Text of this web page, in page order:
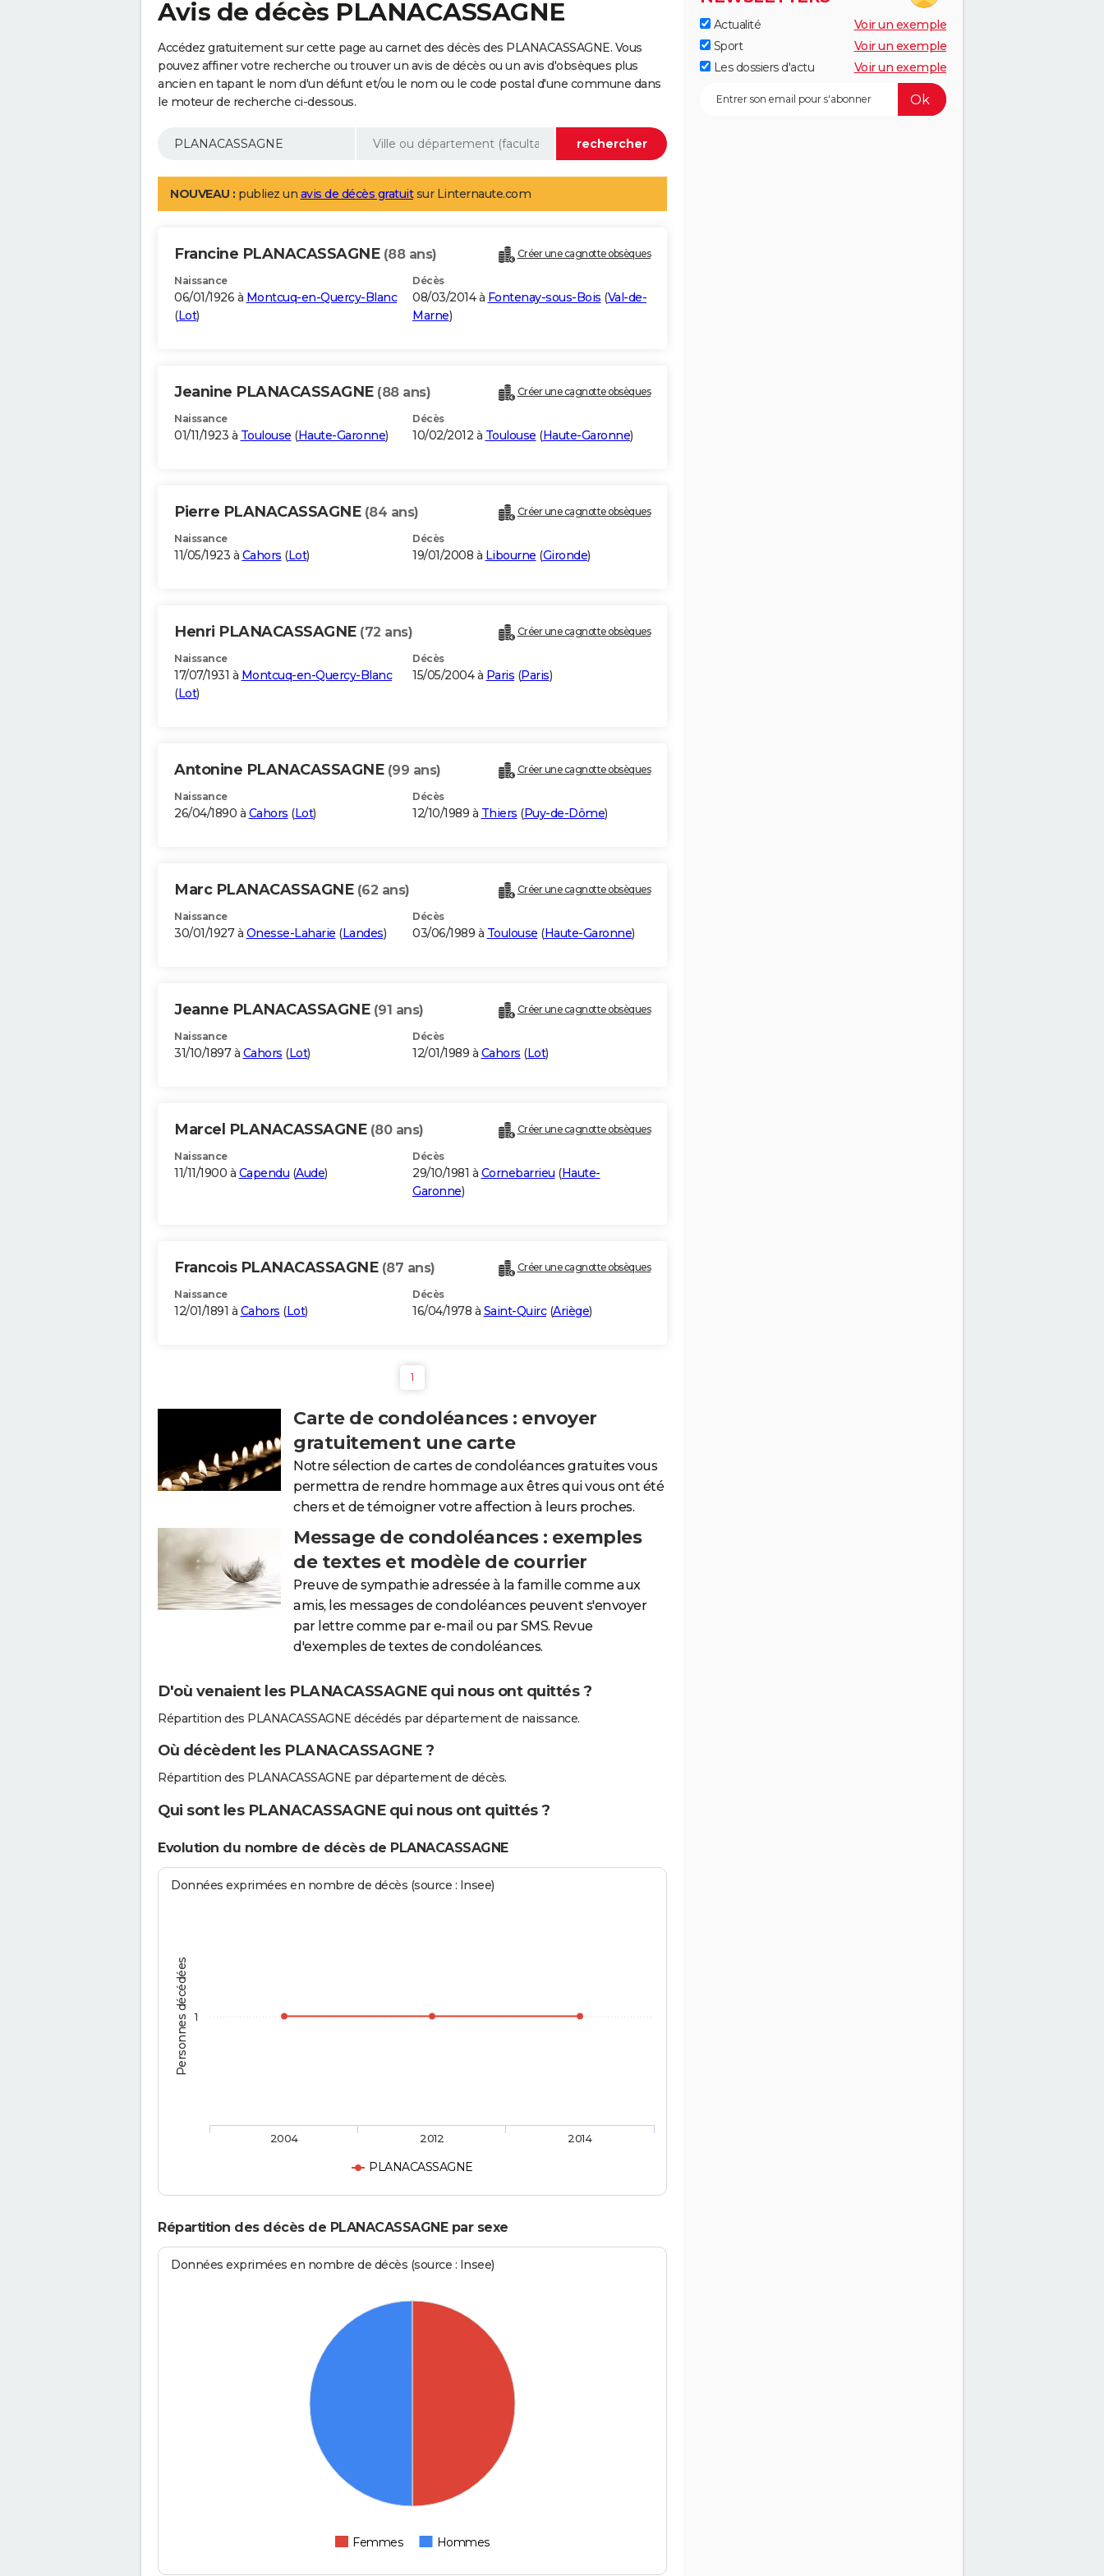
Avis de décès PLANACASSAGNE
Accédez gratuitement sur cette page au carnet des décès des PLANACASSAGNE. Vous
pouvez affiner votre recherche ou trouver un avis de décès ou un avis d'obsèques plus
ancien en tapant le nom d'un défunt et/ou le nom ou le code postal d'une commune dans
le moteur de recherche ci-dessous.
NOUVEAU : publiez un avis de décès gratuitsur Linternaute.com
Francine PLANACASSAGNE (88 ans) Créer une cagnotte obsèques
Naissance
06/01/1926 à Montcuq-en-Quercy-Blanc
(Lot)
Décès
08/03/2014 à Fontenay-sous-Bois (Val-de-
Marne)
Jeanine PLANACASSAGNE (88 ans) Créer une cagnotte obsèques
Naissance
01/11/1923 à Toulouse (Haute-Garonne)
Décès
10/02/2012 à Toulouse (Haute-Garonne)
Pierre PLANACASSAGNE (84 ans) Créer une cagnotte obsèques
Naissance
11/05/1923 à Cahors (Lot)
Décès
19/01/2008 à Libourne (Gironde)
Henri PLANACASSAGNE (72 ans) Créer une cagnotte obsèques
Naissance
17/07/1931 à Montcuq-en-Quercy-Blanc
(Lot)
Décès
15/05/2004 à Paris (Paris)
Antonine PLANACASSAGNE (99 ans) Créer une cagnotte obsèques
Naissance
26/04/1890 à Cahors (Lot)
Décès
12/10/1989 à Thiers (Puy-de-Dôme)
Marc PLANACASSAGNE (62 ans) Créer une cagnotte obsèques
Naissance
30/01/1927 à Onesse-Laharie (Landes)
Décès
03/06/1989 à Toulouse (Haute-Garonne)
Jeanne PLANACASSAGNE (91 ans) Créer une cagnotte obsèques
Naissance
31/10/1897 à Cahors (Lot)
Décès
12/01/1989 à Cahors (Lot)
Marcel PLANACASSAGNE (80 ans) Créer une cagnotte obsèques
Naissance
11/11/1900 à Capendu (Aude)
Décès
29/10/1981 à Cornebarrieu (Haute-
Garonne)
Francois PLANACASSAGNE (87 ans) Créer une cagnotte obsèques
Naissance
12/01/1891 à Cahors (Lot)
Décès
16/04/1978 à Saint-Quirc(Ariège)
1
Carte de condoléances : envoyer
gratuitement une carte
Notre sélection de cartes de condoléances gratuites vous
permettra de rendre hommage aux êtres qui vous ont été
chers et de témoigner votre affection à leurs proches.
Message de condoléances : exemples
de textes et modèle de courrier
Preuve de sympathie adressée à la famille comme aux
amis, les messages de condoléances peuvent s'envoyer
par lettre comme par e-mail ou par SMS. Revue
d'exemples de textes de condoléances.
D'où venaient les PLANACASSAGNE qui nous ont quittés ?
Répartition des PLANACASSAGNE décédés par département de naissance.
Où décèdent les PLANACASSAGNE ?
Répartition des PLANACASSAGNE par département de décès.
Qui sont les PLANACASSAGNE qui nous ont quittés ?
Evolution du nombre de décès de PLANACASSAGNE
Personnes décédées
Données exprimées en nombre de décès (source : Insee)
PLANACASSAGNE
2004 2012 2014
1
Répartition des décès de PLANACASSAGNE par sexe
Données exprimées en nombre de décès (source : Insee)
Femmes Hommes
Actualité
Voir un exemple
Sport
Voir un exemple
Les dossiers d'actu
Voir un exemple